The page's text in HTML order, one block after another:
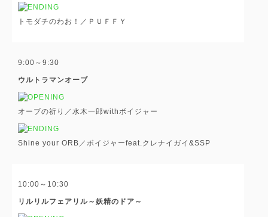
トモダチのわお！／ＰＵＦＦＹ
9:00～9:30
ウルトラマンオーブ
オーブの祈り／水木一郎withボイジャー
Shine your ORB／ボイジャーfeat.クレナイガイ&SSP
10:00～10:30
リルリルフェアリル～妖精のドア～